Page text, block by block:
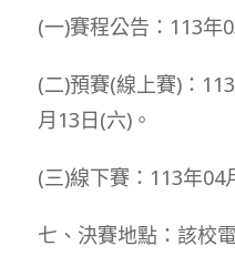
(一)賽程公告：113年
(二)預賽(線上賽)：
月13日(六)。
(三)線下賽：113年04
七、決賽地點：該校